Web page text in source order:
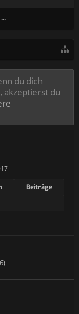
...
du dich
akzeptierst du
Beiträge